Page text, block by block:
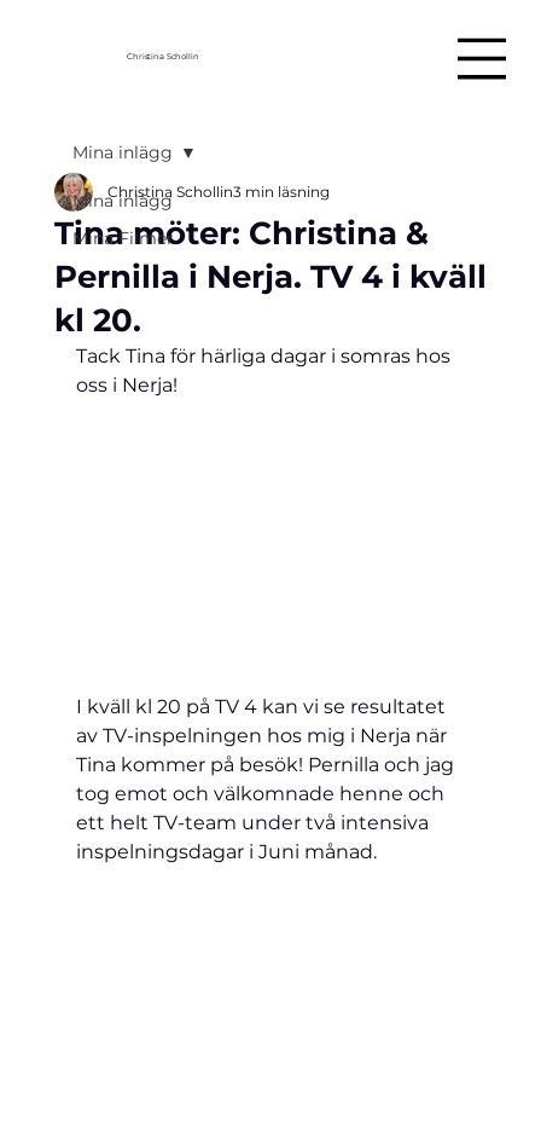
Christina Schollin
Mina inlägg
Mina Filmer
Mina inlägg
Tina möter: Christina &
Pernilla i Nerja. TV 4 i kväll
kl 20.
Christina Schollin3 min läsning
Tack Tina för härliga dagar i somras hos
oss i Nerja!
I kväll kl 20 på TV 4 kan vi se resultatet
av TV-inspelningen hos mig i Nerja när
Tina kommer på besök! Pernilla och jag
tog emot och välkomnade henne och
ett helt TV-team under två intensiva
inspelningsdagar i Juni månad.